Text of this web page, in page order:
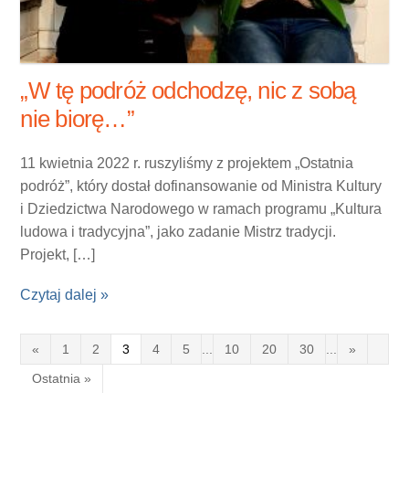
„W tę podróż odchodzę, nic z sobą
nie biorę…”
11 kwietnia 2022 r. ruszyliśmy z projektem „Ostatnia
podróż”, który dostał dofinansowanie od Ministra Kultury
i Dziedzictwa Narodowego w ramach programu „Kultura
ludowa i tradycyjna”, jako zadanie Mistrz tradycji.
Projekt, […]
Czytaj dalej »
« 1 2 3 4 5 10 20 30
»
Ostatnia »